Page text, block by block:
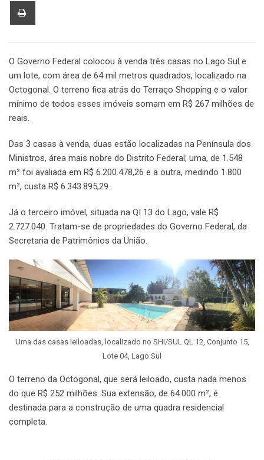
O Governo Federal colocou à venda três casas no Lago Sul e
um lote, com área de 64 mil metros quadrados, localizado na
Octogonal. O terreno fica atrás do Terraço Shopping e o valor
mínimo de todos esses imóveis somam em R$ 267 milhões de
reais.
Das 3 casas à venda, duas estão localizadas na Península dos
Ministros, área mais nobre do Distrito Federal; uma, de 1.548
m² foi avaliada em R$ 6.200.478,26 e a outra, medindo 1.800
m², custa R$ 6.343.895,29.
Já o terceiro imóvel, situada na QI 13 do Lago, vale R$
2.727.040. Tratam-se de propriedades do Governo Federal, da
Secretaria de Patrimônios da União.
Uma das casas leiloadas, localizado no SHI/SUL QL 12, Conjunto 15,
Lote 04, Lago Sul
O terreno da Octogonal, que será leiloado, custa nada menos
do que R$ 252 milhões. Sua extensão, de 64.000 m², é
destinada para a construção de uma quadra residencial
completa.